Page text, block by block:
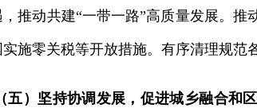
推动共建“一带一路”高质量发展。
施零关税等开放措施。有序清理规范
五）坚持协调发展，促进城乡融合和